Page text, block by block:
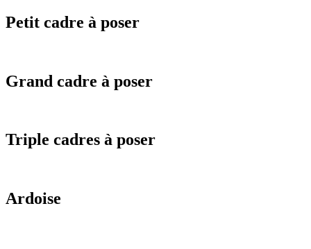
Petit cadre à poser
Grand cadre à poser
Triple cadres à poser
Ardoise